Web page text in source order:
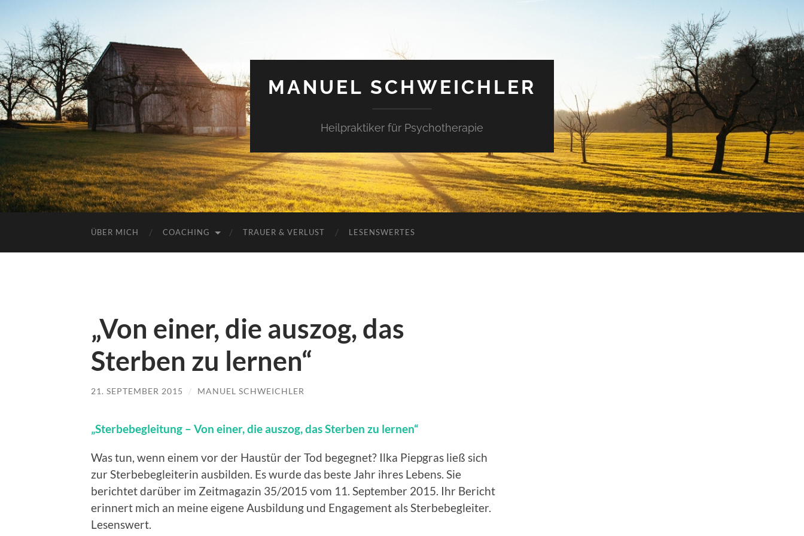
MANUEL SCHWEICHLER
Heilpraktiker für Psychotherapie
ÜBER MICH COACHING TRAUER & VERLUST LESENSWERTES
„Von einer, die auszog, das
Sterben zu lernen“
21. SEPTEMBER 2015 / MANUEL SCHWEICHLER
„Sterbebegleitung – Von einer, die auszog, das Sterben zu lernen“
Was tun, wenn einem vor der Haustür der Tod begegnet? Ilka Piepgras ließ sich
zur Sterbebegleiterin ausbilden. Es wurde das beste Jahr ihres Lebens. Sie
berichtet darüber im Zeitmagazin 35/2015 vom 11. September 2015. Ihr Bericht
erinnert mich an meine eigene Ausbildung und Engagement als Sterbebegleiter.
Lesenswert.